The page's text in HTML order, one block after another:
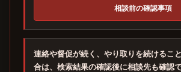
相談前の確認事項
連絡や督促が続く、やり取りを続けるこ
合は、検索結果の確認後に相談先も確認で